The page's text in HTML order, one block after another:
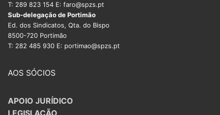
T: 289 823 154 E: faro@spzs.pt
Sub-delegação de Portimão
Ed. dos Sindicatos, Qta. do Bispo
8500-720 Portimão
T: 282 485 930 E: portimao@spzs.pt
AOS SÓCIOS
APOIO JURÍDICO